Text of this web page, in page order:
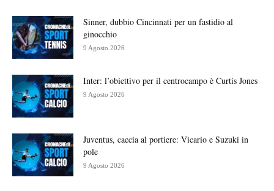
Sinner, dubbio Cincinnati per un fastidio al
ginocchio
9 Agosto 2026
Inter: l’obiettivo per il centrocampo è Curtis Jones
9 Agosto 2026
Juventus, caccia al portiere: Vicario e Suzuki in
pole
9 Agosto 2026